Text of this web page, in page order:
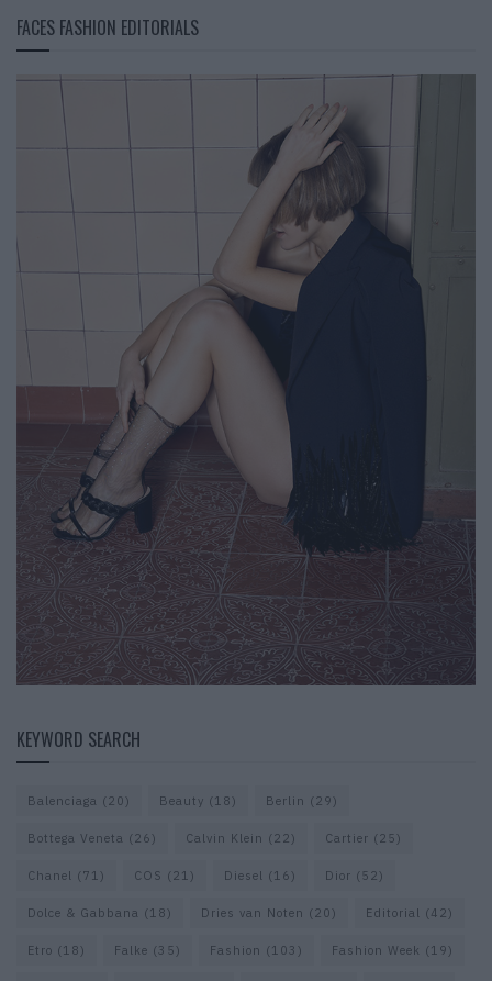
FACES FASHION EDITORIALS
KEYWORD SEARCH
Balenciaga (20) Beauty (18) Berlin (29)
Bottega Veneta (26) Calvin Klein (22) Cartier (25)
Chanel (71) COS (21) Diesel (16) Dior (52)
Dolce & Gabbana (18) Dries van Noten (20) Editorial (42)
Etro (18) Falke (35) Fashion (103) Fashion Week (19)